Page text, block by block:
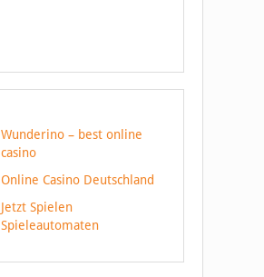
Wunderino – best online
casino
Online Casino Deutschland
Jetzt Spielen
Spieleautomaten